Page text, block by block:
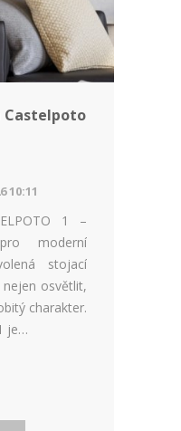
Castelpoto
10:11
1 –
moderní
stojací
osvětlit,
charakter.
je…